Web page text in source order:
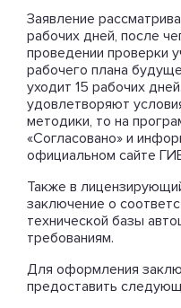
Заявление
рабочих дней, после
проведении проверки
рабочего плана
уходит 15 рабочих
удовлетворяют
методики, то на
«Согласовано» и
официальном сайте
Также в
заключение о
технической базы
требованиям.
Для оформления
предоставить